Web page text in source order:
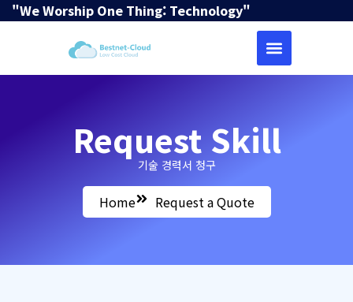
"We Worship One Thing: Technology"
Request Skill
기술 경력서 청구
Home Request a Quote